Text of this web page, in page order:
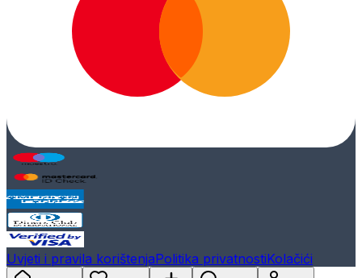
Uvjeti i pravila korištenjaPolitika privatnostiKolačići